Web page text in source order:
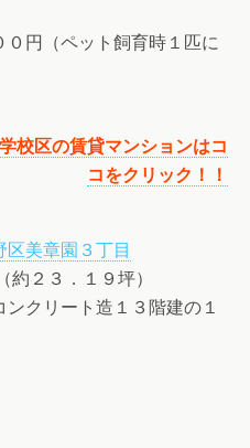
ペット飼育時１匹に
校区の賃貸マンションはコ
コをクリック！！
区美章園３丁目
２３．１９坪）
ート造１３階建の１